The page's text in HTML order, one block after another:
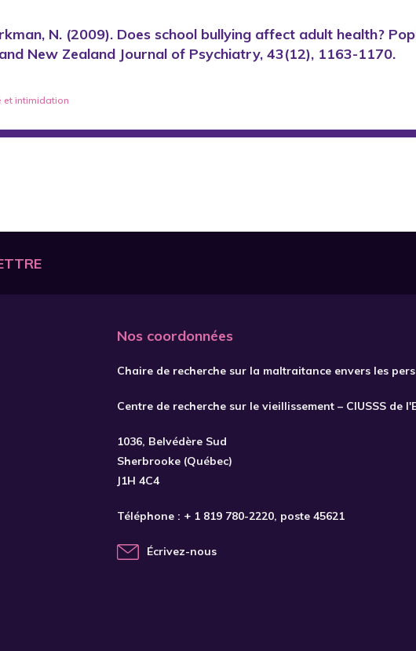
N. (2009). Does school bullying affect adult health?
New Zealand Journal of Psychiatry, 43(12), 1163-1170.
et intimidation
Nos coordonnées
Chaire de recherche sur la maltraitance envers les
Centre de recherche sur le vieillissement – CIUSSS de
1036, Belvédère Sud
Sherbrooke (Québec)
J1H 4C4
Téléphone : + 1 819 780-2220, poste 45621
Écrivez-nous